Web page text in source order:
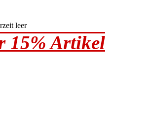
leer
15% Artikel